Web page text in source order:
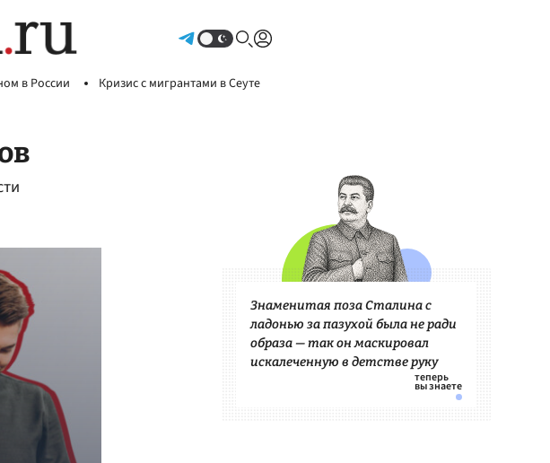
в России Кризис с мигрантами в Сеуте
Знаменитая поза Сталина с
ладонью за пазухой была не ради
образа — так он маскировал
искалеченную в детстве руку